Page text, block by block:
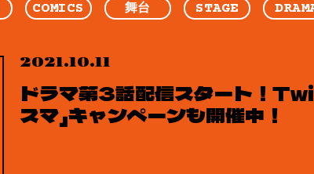
COMICS 舞台 STAGE
2021.10.11
ドラマ第3話配信スタート！
スマ」キャンペーンも開催中！